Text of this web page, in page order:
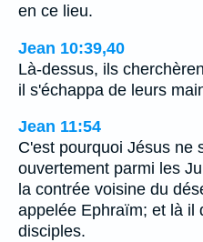
en ce lieu.
Jean 10:39,40
Là-dessus, ils
il s'échappa de leurs
Jean 11:54
C'est pourquoi Jésus ne
ouvertement parmi les
la contrée voisine du
appelée Ephraïm; et là il
disciples.